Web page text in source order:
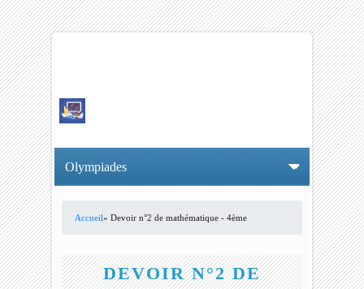
Accueil» Devoir n°2 de mathématique - 4ème
DEVOIR N°2 DE